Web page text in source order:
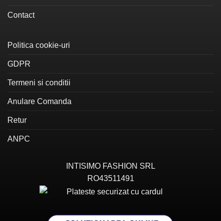
Contact
Politica cookie-uri
GDPR
Termeni si conditii
Anulare Comanda
Retur
ANPC
INTISIMO FASHION SRL
RO43511491